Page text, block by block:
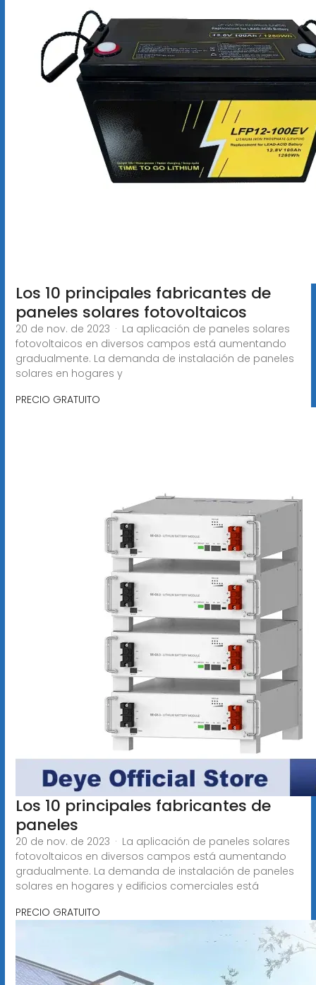
Los 10 principales fabricantes de
paneles solares fotovoltaicos
20 de nov. de 2023 · La aplicación de paneles solares
fotovoltaicos en diversos campos está aumentando
gradualmente. La demanda de instalación de paneles
solares en hogares y
PRECIO GRATUITO
Los 10 principales fabricantes de
paneles
20 de nov. de 2023 · La aplicación de paneles solares
fotovoltaicos en diversos campos está aumentando
gradualmente. La demanda de instalación de paneles
solares en hogares y edificios comerciales está
PRECIO GRATUITO